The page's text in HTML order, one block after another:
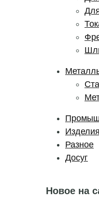
Разное
Досуг
Новое на